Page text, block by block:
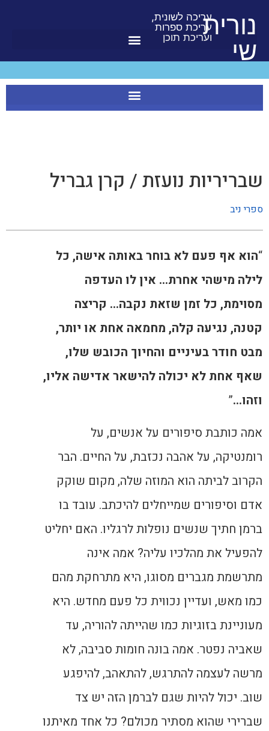
נורית
שי
עריכה לשונית,
עריכת ספרות
ועריכת תוכן
שבריריות נועזת / קרן גבריל
ספרי ניב
“הוא אף פעם לא בוחר באותה אישה, כל
לילה מישהי אחרת… אין לו העדפה
מסוימת, כל זמן שזאת נקבה… קריצה
קטנה, נגיעה קלה, מחמאה אחת או יותר,
מבט חודר בעיניים והחיוך הכובש שלו,
שאף אחת לא יכולה להישאר אדישה אליו,
וזהו…”
אמה כותבת סיפורים על אנשים, על
רומנטיקה, על אהבה נכזבת, על החיים. הבר
הקרוב לביתה הוא המוזה שלה, מקום שוקק
אדם וסיפורים שמייחלים להיכתב. עובד בו
ברמן חתיך שנשים נופלות לרגליו. האם יחליט
להפעיל את מהלכיו עליה? אמה אינה
מתרשמת מגברים מסוגו, היא מתרחקת מהם
כמו מאש, ועדיין נכווית כל פעם מחדש. היא
מעוניינת בזוגיות כמו שהייתה להוריה, עד
שאביה נפטר. אמה בונה חומות סביבה, לא
מרשה לעצמה להתרגש, להתאהב, להיפגע
שוב. יכול להיות שגם לברמן הזה יש צד
שברירי שהוא מסתיר מכולם? כל אחד מאיתנו